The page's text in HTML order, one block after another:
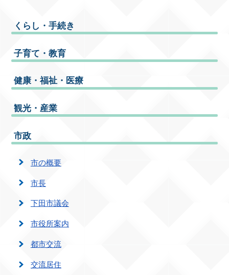
くらし・手続き
子育て・教育
健康・福祉・医療
観光・産業
市政
市の概要
市長
下田市議会
市役所案内
都市交流
交流居住